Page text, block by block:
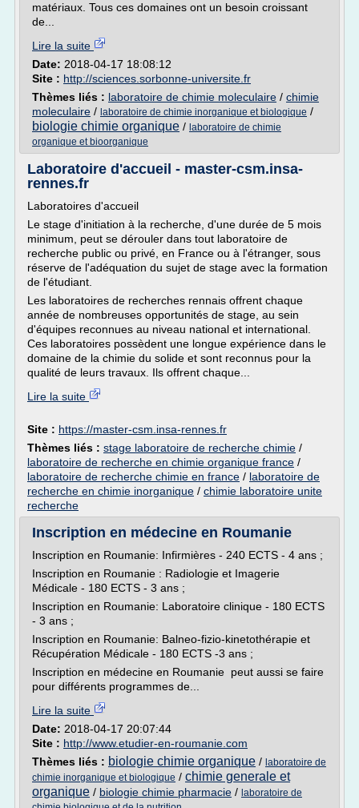
matériaux. Tous ces domaines ont un besoin croissant
de...
Lire la suite
Date: 2018-04-17 18:08:12
Site : http://sciences.sorbonne-universite.fr
Thèmes liés : laboratoire de chimie moleculaire / chimie
moleculaire / laboratoire de chimie inorganique et biologique /
biologie chimie organique / laboratoire de chimie
organique et bioorganique
Laboratoire d'accueil - master-csm.insa-
rennes.fr
Laboratoires d'accueil
Le stage d'initiation à la recherche, d'une durée de 5 mois
minimum, peut se dérouler dans tout laboratoire de
recherche public ou privé, en France ou à l'étranger, sous
réserve de l'adéquation du sujet de stage avec la formation
de l'étudiant.
Les laboratoires de recherches rennais offrent chaque
année de nombreuses opportunités de stage, au sein
d'équipes reconnues au niveau national et international.
Ces laboratoires possèdent une longue expérience dans le
domaine de la chimie du solide et sont reconnus pour la
qualité de leurs travaux. Ils offrent chaque...
Lire la suite
Site : https://master-csm.insa-rennes.fr
Thèmes liés : stage laboratoire de recherche chimie /
laboratoire de recherche en chimie organique france /
laboratoire de recherche chimie en france / laboratoire de
recherche en chimie inorganique / chimie laboratoire unite
recherche
Inscription en médecine en Roumanie
Inscription en Roumanie: Infirmières - 240 ECTS - 4 ans ;
Inscription en Roumanie : Radiologie et Imagerie
Médicale - 180 ECTS - 3 ans ;
Inscription en Roumanie: Laboratoire clinique - 180 ECTS
- 3 ans ;
Inscription en Roumanie: Balneo-fizio-kinetothérapie et
Récupération Médicale - 180 ECTS -3 ans ;
Inscription en médecine en Roumanie peut aussi se faire
pour différents programmes de...
Lire la suite
Date: 2018-04-17 20:07:44
Site : http://www.etudier-en-roumanie.com
Thèmes liés : biologie chimie organique / laboratoire de
chimie inorganique et biologique / chimie generale et
organique / biologie chimie pharmacie / laboratoire de